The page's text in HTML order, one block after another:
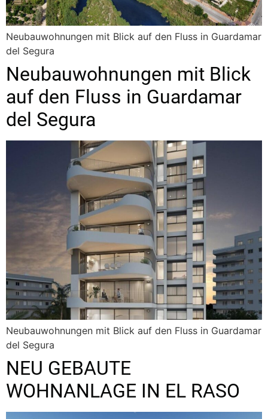
Neubauwohnungen mit Blick auf den Fluss in Guardamar
del Segura
Neubauwohnungen mit Blick
auf den Fluss in Guardamar
del Segura
Neubauwohnungen mit Blick auf den Fluss in Guardamar
del Segura
NEU GEBAUTE
WOHNANLAGE IN EL RASO